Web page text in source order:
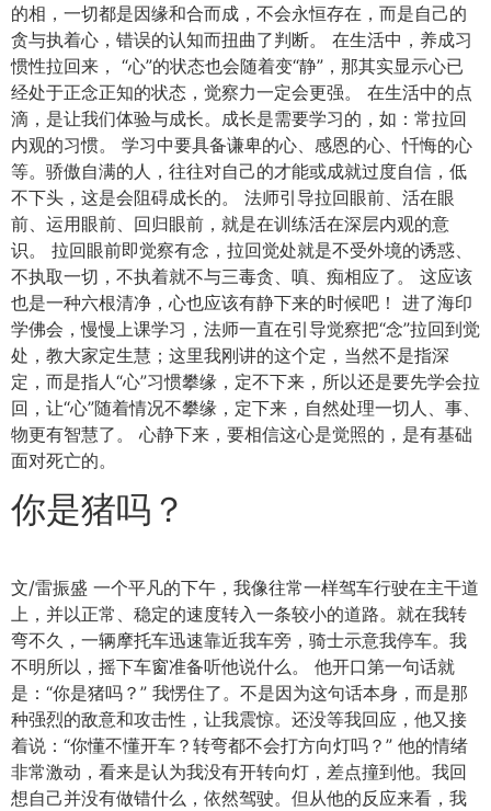
的相，一切都是因缘和合而成，不会永恒存在，而是自己的
贪与执着心，错误的认知而扭曲了判断。 在生活中，养成习
惯性拉回来， “心”的状态也会随着变“静”，那其实显示心已
经处于正念正知的状态，觉察力一定会更强。 在生活中的点
滴，是让我们体验与成长。成长是需要学习的，如：常拉回
内观的习惯。 学习中要具备谦卑的心、感恩的心、忏悔的心
等。骄傲自满的人，往往对自己的才能或成就过度自信，低
不下头，这是会阻碍成长的。 法师引导拉回眼前、活在眼
前、运用眼前、回归眼前，就是在训练活在深层内观的意
识。 拉回眼前即觉察有念，拉回觉处就是不受外境的诱惑、
不执取一切，不执着就不与三毒贪、嗔、痴相应了。 这应该
也是一种六根清净，心也应该有静下来的时候吧！ 进了海印
学佛会，慢慢上课学习，法师一直在引导觉察把“念”拉回到觉
处，教大家定生慧；这里我刚讲的这个定，当然不是指深
定，而是指人“心”习惯攀缘，定不下来，所以还是要先学会拉
回，让“心”随着情况不攀缘，定下来，自然处理一切人、事、
物更有智慧了。 心静下来，要相信这心是觉照的，是有基础
面对死亡的。
你是猪吗？
文/雷振盛 一个平凡的下午，我像往常一样驾车行驶在主干道
上，并以正常、稳定的速度转入一条较小的道路。就在我转
弯不久，一辆摩托车迅速靠近我车旁，骑士示意我停车。我
不明所以，摇下车窗准备听他说什么。 他开口第一句话就
是：“你是猪吗？” 我愣住了。不是因为这句话本身，而是那
种强烈的敌意和攻击性，让我震惊。还没等我回应，他又接
着说：“你懂不懂开车？转弯都不会打方向灯吗？” 他的情绪
非常激动，看来是认为我没有开转向灯，差点撞到他。我回
想自己并没有做错什么，依然驾驶。但从他的反应来看，我